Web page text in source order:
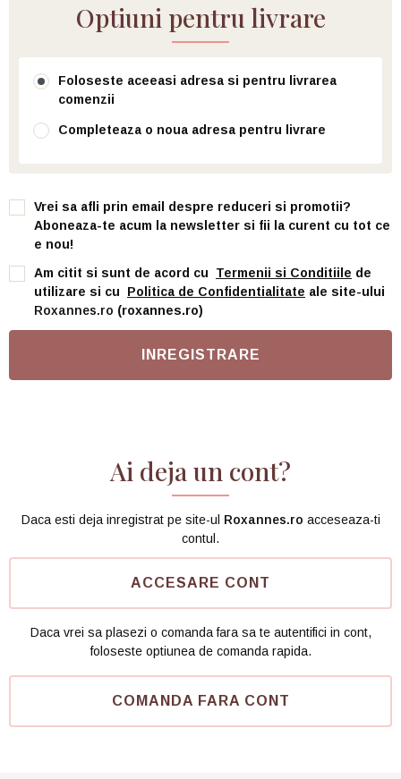
Optiuni pentru livrare
Foloseste aceeasi adresa si pentru livrarea
comenzii
Completeaza o noua adresa pentru livrare
Vrei sa afli prin email despre reduceri si promotii?
Aboneaza-te acum la newsletter si fii la curent cu tot ce
e nou!
Am citit si sunt de acord cu
Termenii si Conditiile de
utilizare si cu
Politica de Confidentialitate ale site-ului
Roxannes.ro (roxannes.ro)
INREGISTRARE
Ai deja un cont?
Daca esti deja inregistrat pe site-ul Roxannes.ro acceseaza-ti
contul .
ACCESARE CONT
Daca vrei sa plasezi o comanda fara sa te autentifici in cont,
foloseste optiunea de comanda rapida.
COMANDA FARA CONT